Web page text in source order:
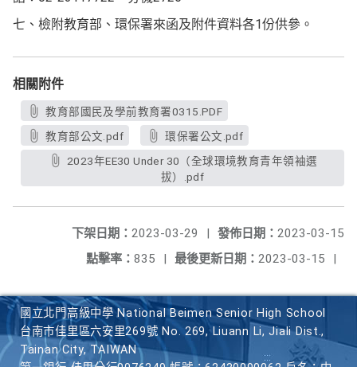
七、檢附教育部、環保署來函及附件資料各1份供參。
相關附件
教育部國民及學前教育署0315.PDF
教育部公文.pdf
環保署公文.pdf
拔）.pdf
發佈日期： 2023-03-15
下架日期： 2023-03-29
|
最後更新日期： 2023-03-15 |
點擊率： 835 |
國立北門高級中學 National Beimen Senior High School
台南市佳里區六安里269號 No. 269, Liuann Li, Jiali Dist.,
Tainan City, TAIWAN